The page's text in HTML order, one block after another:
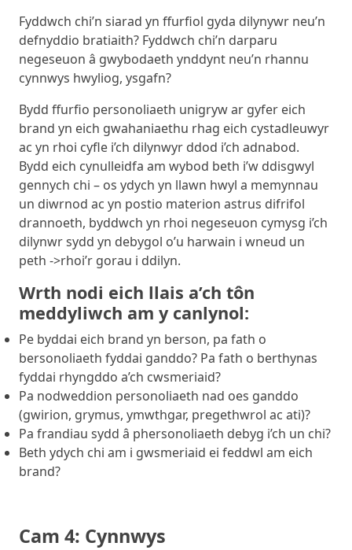
Fyddwch chi’n siarad yn ffurfiol gyda dilynywr neu’n
defnyddio bratiaith? Fyddwch chi’n darparu
negeseuon â gwybodaeth ynddynt neu’n rhannu
cynnwys hwyliog, ysgafn?
Bydd ffurfio personoliaeth unigryw ar gyfer eich
brand yn eich gwahaniaethu rhag eich cystadleuwyr
ac yn rhoi cyfle i’ch dilynwyr ddod i’ch adnabod.
Bydd eich cynulleidfa am wybod beth i’w ddisgwyl
gennych chi – os ydych yn llawn hwyl a memynnau
un diwrnod ac yn postio materion astrus difrifol
drannoeth, byddwch yn rhoi negeseuon cymysg i’ch
dilynwr sydd yn debygol o’u harwain i wneud un
peth ->rhoi’r gorau i ddilyn.
Wrth nodi eich llais a’ch tôn
meddyliwch am y canlynol:
Pe byddai eich brand yn berson, pa fath o
bersonoliaeth fyddai ganddo? Pa fath o berthynas
fyddai rhyngddo a’ch cwsmeriaid?
Pa nodweddion personoliaeth nad oes ganddo
(gwirion, grymus, ymwthgar, pregethwrol ac ati)?
Pa frandiau sydd â phersonoliaeth debyg i’ch un chi?
Beth ydych chi am i gwsmeriaid ei feddwl am eich
brand?
Cam 4: Cynnwys